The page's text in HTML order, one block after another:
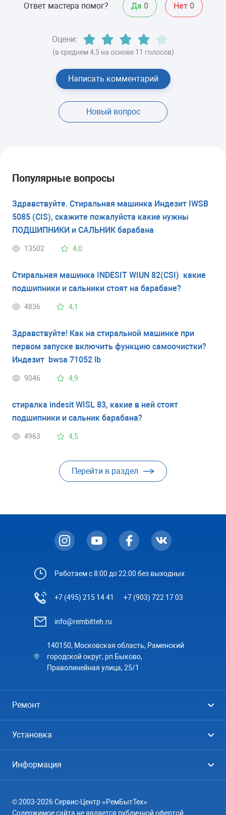
Ответ мастера помог? Да 0 Нет 0
Оцени:
(в среднем 4,5 на основе 11 голосов)
Написать комментарий
Новый вопрос
Популярные вопросы
Здравствуйте. Стиральная машинка Индезит IWSB
5085 (CIS), скажите пожалуйста какие нужны
ПОДШИПНИКИ и САЛЬНИК барабана
13502 4,0
Стиральная машинка INDESIT WIUN 82(CSI) какие
подшипники и сальники стоят на барабане?
4836 4,1
Здравствуйте! Как на стиральной машинке при
первом запуске включить функцию самоочистки?
Индезит bwsa 71052 lb
9046 4,9
стиралка indesit WISL 83, какие в ней стоят
подшипники и сальник барабана?
4963 4,5
Перейти в раздел
Работаем с 8:00 до 22:00 без выходных
+7 (495) 215 14 41 +7 (903) 722 17 03
info@rembitteh.ru
140150, Московская область, Раменский
городской округ, рп Быково,
Праволинейная улица, 25/1
Ремонт
Посудомоечные машины
Кондиционеры
Установка
Кондиционеры
Информация
География
© 2003-2026 Сервис-Центр «РемБытТех»
Содержимое сайта не является публичной офертой